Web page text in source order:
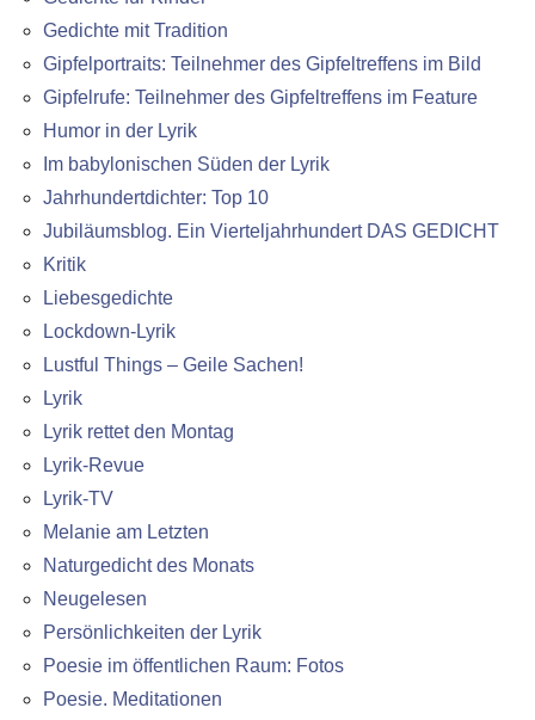
Gedichte mit Tradition
Gipfelportraits: Teilnehmer des Gipfeltreffens im Bild
Gipfelrufe: Teilnehmer des Gipfeltreffens im Feature
Humor in der Lyrik
Im babylonischen Süden der Lyrik
Jahrhundertdichter: Top 10
Jubiläumsblog. Ein Vierteljahrhundert DAS GEDICHT
Kritik
Liebesgedichte
Lockdown-Lyrik
Lustful Things – Geile Sachen!
Lyrik
Lyrik rettet den Montag
Lyrik-Revue
Lyrik-TV
Melanie am Letzten
Naturgedicht des Monats
Neugelesen
Persönlichkeiten der Lyrik
Poesie im öffentlichen Raum: Fotos
Poesie. Meditationen